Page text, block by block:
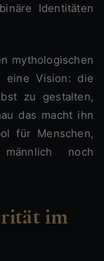
Identitäten
eine Vision: die
zu gestalten,
das macht ihn
für Menschen,
noch
im